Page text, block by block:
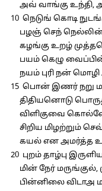
அவ் வாங்கு உந்தி,
10 நெடுங் கொடி
பழஞ் செந்
கழங்கு உறழ்
பயம் கெழு
நயம் புரி நன்
15 பொன் இணர் நறு
திதியனொடு
விளிகுவை
சிறிய மிழற்றும்
கயல் என அமர்த்த
20 புறம் தாழ்பு
மின் நேர் மருங்குல்,
பின்னிலை விடாஅ